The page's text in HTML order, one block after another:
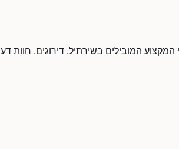
המובילים בשירתיל. דירוגים, חוות